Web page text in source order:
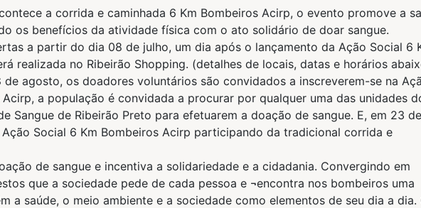
a corrida e caminhada 6 Km Bombeiros Acirp, o evento promove a
os benefícios da atividade física com o ato solidário de doar sangue.
a partir do dia 08 de julho, um dia após o lançamento da Ação Social 6
realizada no Ribeirão Shopping. (detalhes de locais, datas e horários
agosto, os doadores voluntários são convidados a inscreverem-se na
a população é convidada a procurar por qualquer uma das unidades
Sangue de Ribeirão Preto para efetuarem a doação de sangue. E, em 23 de
Social 6 Km Bombeiros Acirp participando da tradicional corrida e
de sangue e incentiva a solidariedade e a cidadania. Convergindo em
que a sociedade pede de cada pessoa e ¬encontra nos bombeiros uma
a saúde, o meio ambiente e a sociedade como elementos de seu dia a dia.